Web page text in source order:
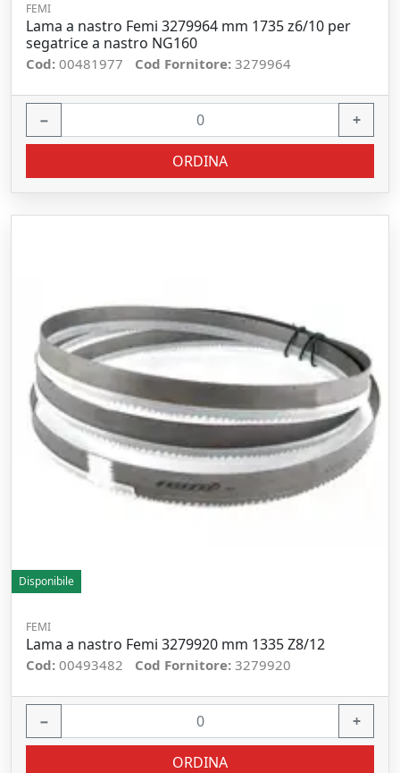
FEMI
Lama a nastro Femi 3279964 mm 1735 z6/10 per
segatrice a nastro NG160
Cod: 00481977 Cod Fornitore: 3279964
− +
ORDINA
Disponibile
FEMI
Lama a nastro Femi 3279920 mm 1335 Z8/12
Cod: 00493482 Cod Fornitore: 3279920
− +
ORDINA